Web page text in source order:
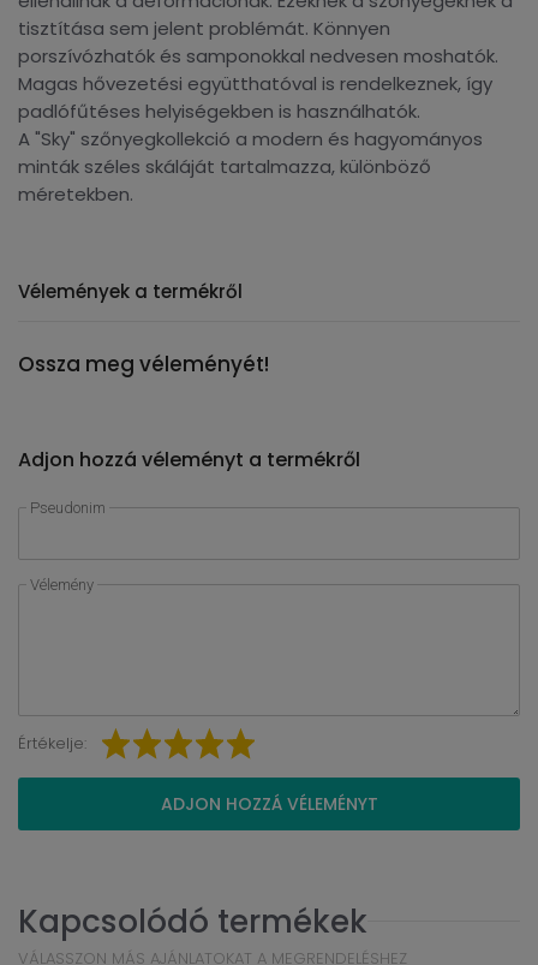
tisztítása sem jelent problémát. Könnyen
porszívózhatók és samponokkal nedvesen moshatók.
Magas hővezetési együtthatóval is rendelkeznek, így
padlófűtéses helyiségekben is használhatók.
A "Sky" szőnyegkollekció a modern és hagyományos
minták széles skáláját tartalmazza, különböző
méretekben.
Vélemények a termékről
Ossza meg véleményét!
Adjon hozzá véleményt a termékről
Pseudonim
Vélemény
Értékelje:
ADJON HOZZÁ VÉLEMÉNYT
Kapcsolódó termékek
VÁLASSZON MÁS AJÁNLATOKAT A MEGRENDELÉSHEZ